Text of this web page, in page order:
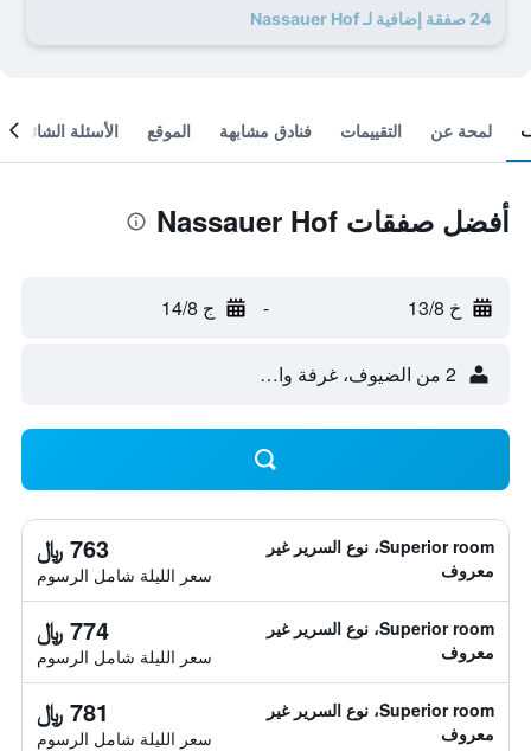
24 صفقة إضافية لـ Nassauer Hof
لمحة عن التقييمات فنادق مشابهة الموقع الأسئلة الشائعة
أفضل صفقات Nassauer Hof
خ 13/8 - ج 14/8
2 من الضيوف، غرفة واحدة
Superior room، نوع السرير غير
معروف
763 ﷼
سعر الليلة شامل الرسوم
Superior room، نوع السرير غير
معروف
774 ﷼
سعر الليلة شامل الرسوم
Superior room، نوع السرير غير
معروف
781 ﷼
سعر الليلة شامل الرسوم